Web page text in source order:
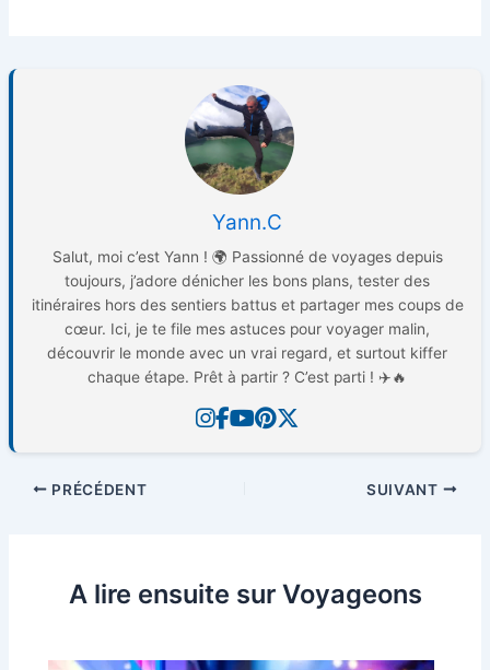
Yann.C
Salut, moi c’est Yann ! 🌍 Passionné de voyages depuis
toujours, j’adore dénicher les bons plans, tester des
itinéraires hors des sentiers battus et partager mes coups de
cœur. Ici, je te file mes astuces pour voyager malin,
découvrir le monde avec un vrai regard, et surtout kiffer
chaque étape. Prêt à partir ? C’est parti ! ✈️🔥
PRÉCÉDENT SUIVANT
A lire ensuite sur Voyageons